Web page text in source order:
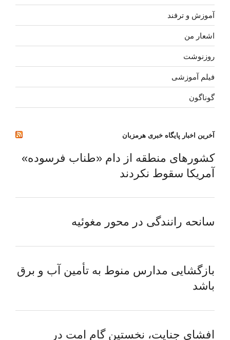
آموزش و ترفند
اشعار من
روزنوشت
فیلم آموزشی
گوناگون
آخرین اخبار پایگاه خبری هرمزبان
کشورهای منطقه از دام «طناب فرسوده»
آمریکا سقوط نکردند
سانحه رانندگی در محور مغوئیه
بازگشایی مدارس منوط به تأمین آب و برق
باشد
افشای جنایت، نخستین گام امت در